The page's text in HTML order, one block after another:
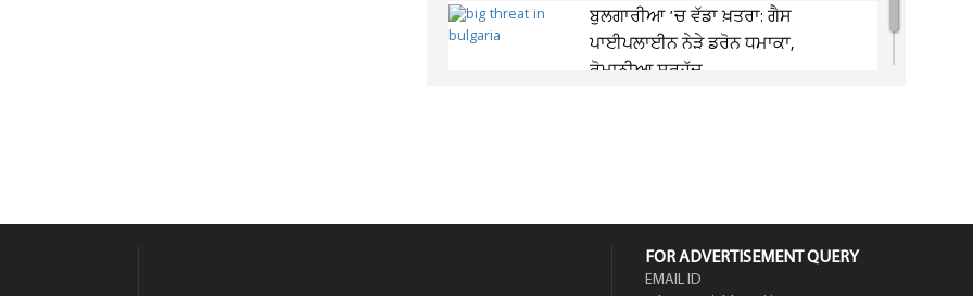
ਬੁਲਗਾਰੀਆ ’ਚ ਵੱਡਾ ਖ਼ਤਰਾ: ਗੈਸ
ਪਾਈਪਲਾਈਨ ਨੇੜੇ ਡਰੋਨ ਧਮਾਕਾ,
ਰੋਮਾਨੀਆ ਸਰਹੱਦ...
FOR ADVERTISEMENT QUERY
EMAIL ID